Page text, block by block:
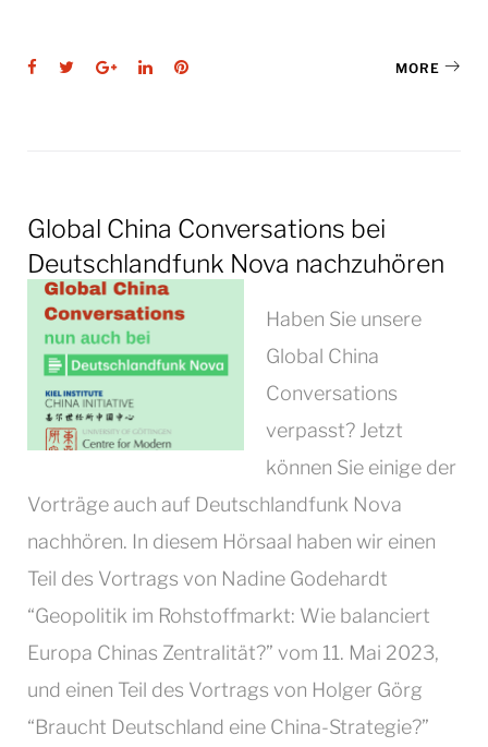
Facebook
TwitterGoogle+LinkedInPinterest MORE
Global China Conversations bei
Deutschlandfunk Nova nachzuhören
Haben Sie unsere
Global China
Conversations
verpasst? Jetzt
können Sie einige der
Vorträge auch auf Deutschlandfunk Nova
nachhören. In diesem Hörsaal haben wir einen
Teil des Vortrags von Nadine Godehardt
“Geopolitik im Rohstoffmarkt: Wie balanciert
Europa Chinas Zentralität?” vom 11. Mai 2023,
und einen Teil des Vortrags von Holger Görg
“Braucht Deutschland eine China-Strategie?”